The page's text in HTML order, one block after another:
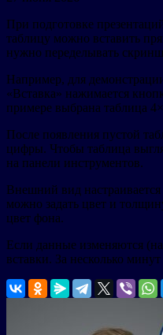
При подготовке
таблицу можно вставить
нужно переделывать
Например, для
«Вставка» нажимается
примере выбрана таблица
После появления пустой
цифры. Чтобы таблица
на панели инструментов.
Внешний вид
можно задать цвет и
цвет фона.
Если данные изменяются
вставки. За несколько